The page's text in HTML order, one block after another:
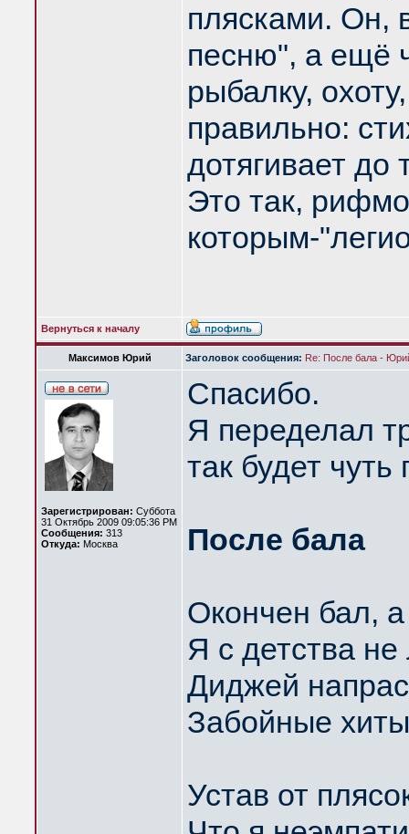
плясками. Он,
песню", а ещё
рыбалку,
правильно:
дотягивает до
Это так,
которым-
Вернуться к началу
Максимов Юрий Заголовок сообщения: Re: После бала -
Зарегистрирован: Суббота
31 Октябрь 2009 09:05:36 PM
Сообщения: 313
Откуда: Москва
Спасибо.
Я переделал
так будет
После бала
Окончен бал,
Я с детства
Диджей
Забойные
Устав от